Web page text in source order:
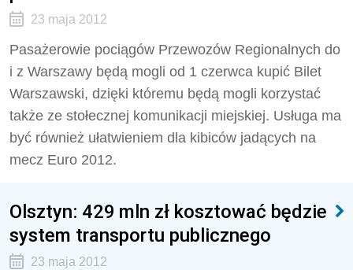
23 maja 2012
Pasażerowie pociągów Przewozów Regionalnych do
i z Warszawy będą mogli od 1 czerwca kupić Bilet
Warszawski, dzięki któremu będą mogli korzystać
także ze stołecznej komunikacji miejskiej. Usługa ma
być również ułatwieniem dla kibiców jadących na
mecz Euro 2012.
Olsztyn: 429 mln zł kosztować będzie
system transportu publicznego
23 maja 2012